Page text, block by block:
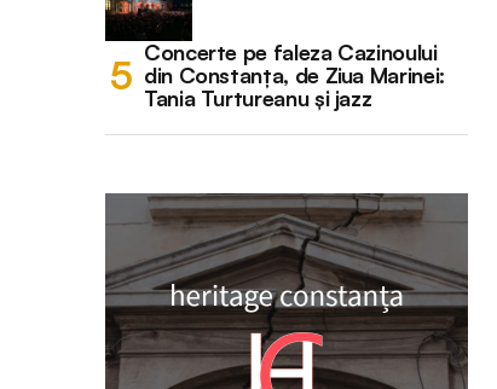
Concerte pe faleza Cazinoului
din Constanța, de Ziua Marinei:
Tania Turtureanu și jazz